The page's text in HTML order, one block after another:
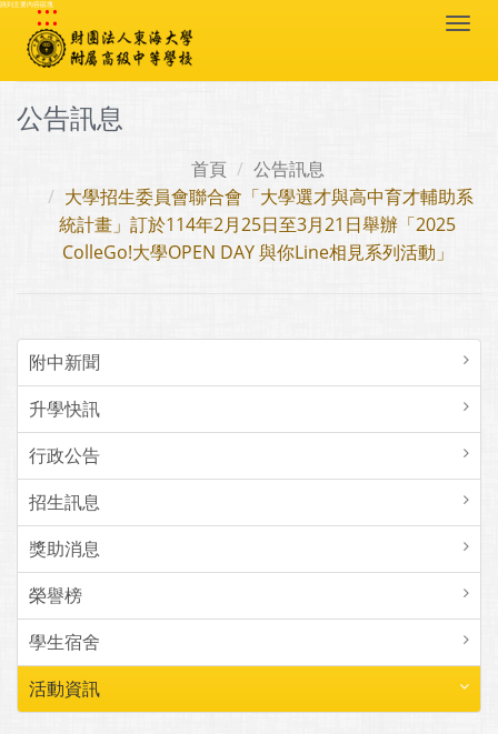
跳到主要內容區塊
:::
公告訊息
首頁
公告訊息
大學招生委員會聯合會「大學選才與高中育才輔助系
統計畫」訂於114年2月25日至3月21日舉辦「2025
ColleGo!大學OPEN DAY 與你Line相見系列活動」
附中新聞
升學快訊
行政公告
招生訊息
獎助消息
榮譽榜
學生宿舍
活動資訊